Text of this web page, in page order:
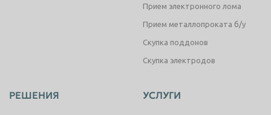
Прием электронного лома
Прием металлопроката б/у
Скупка поддонов
Скупка электродов
РЕШЕНИЯ УСЛУГИ